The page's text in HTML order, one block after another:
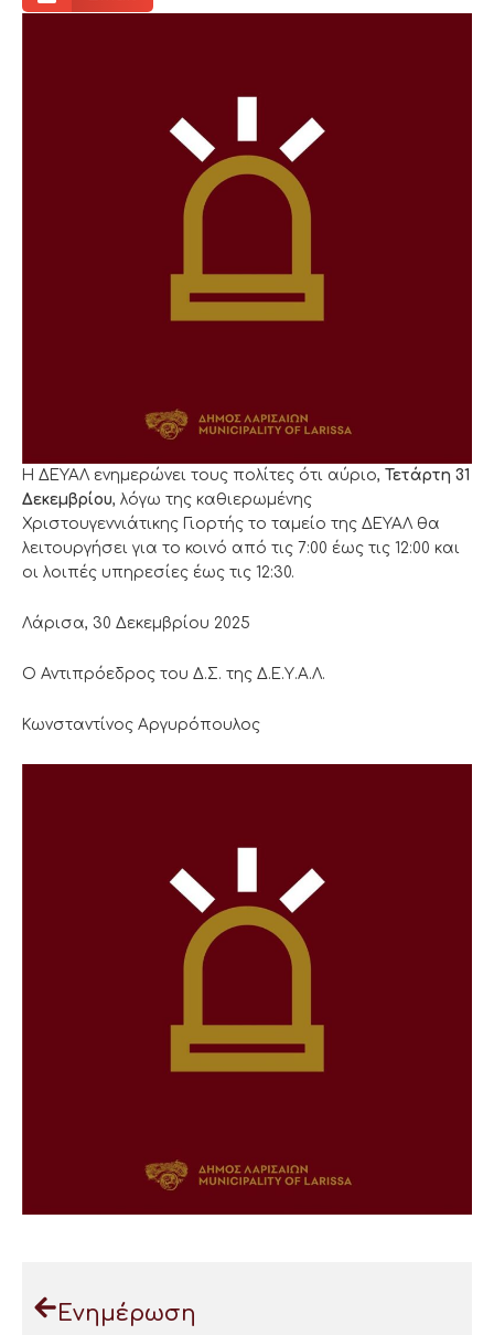
Η ΔΕΥΑΛ ενημερώνει τους πολίτες ότι αύριο, Τετάρτη 31
Δεκεμβρίου, λόγω της καθιερωμένης
Χριστουγεννιάτικης Γιορτής το ταμείο της ΔΕΥΑΛ θα
λειτουργήσει για το κοινό από τις 7:00 έως τις 12:00 και
οι λοιπές υπηρεσίες έως τις 12:30.
Λάρισα, 30 Δεκεμβρίου 2025
Ο Αντιπρόεδρος του Δ.Σ. της Δ.Ε.Υ.Α.Λ.
Κωνσταντίνος Αργυρόπουλος
Ενημέρωση